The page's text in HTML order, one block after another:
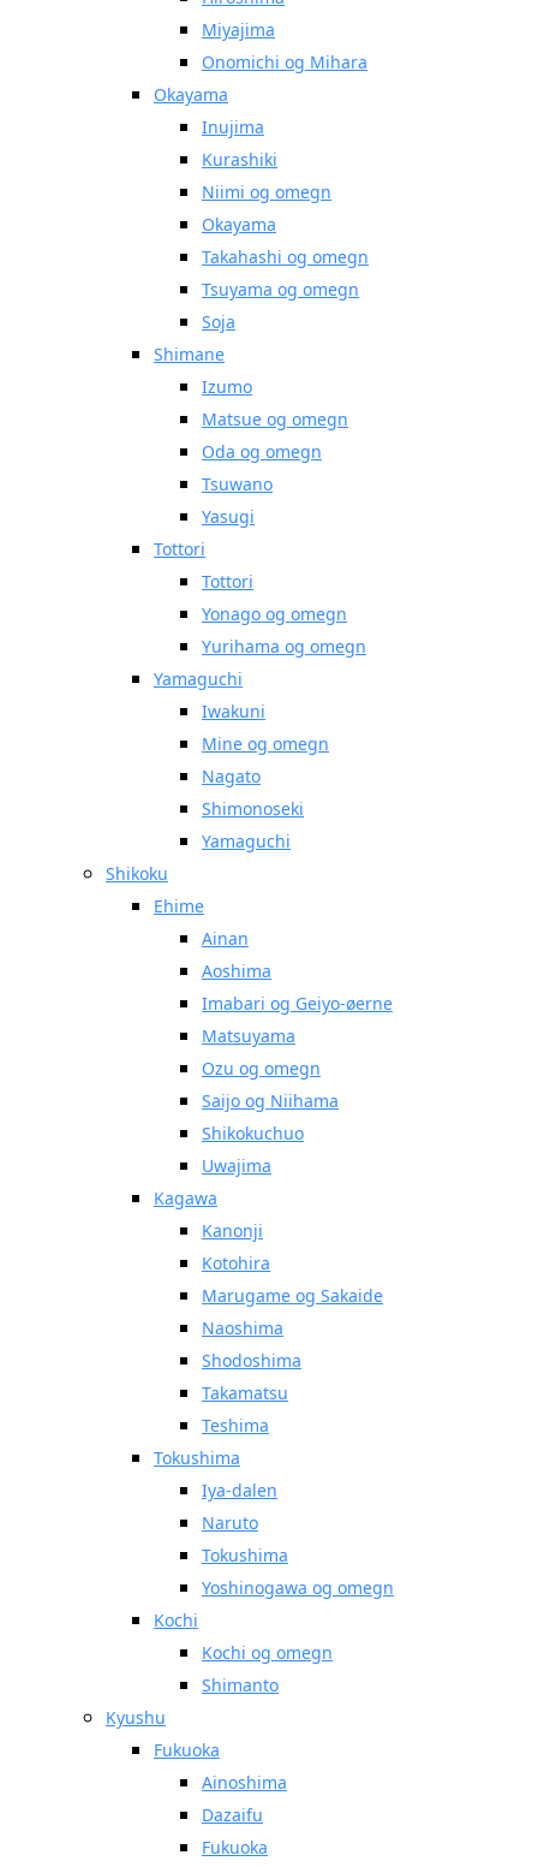
Miyajima
Onomichi og Mihara
Okayama
Inujima
Kurashiki
Niimi og omegn
Okayama
Takahashi og omegn
Tsuyama og omegn
Soja
Shimane
Izumo
Matsue og omegn
Oda og omegn
Tsuwano
Yasugi
Tottori
Tottori
Yonago og omegn
Yurihama og omegn
Yamaguchi
Iwakuni
Mine og omegn
Nagato
Shimonoseki
Yamaguchi
Shikoku
Ehime
Ainan
Aoshima
Imabari og Geiyo-øerne
Matsuyama
Ozu og omegn
Saijo og Niihama
Shikokuchuo
Uwajima
Kagawa
Kanonji
Kotohira
Marugame og Sakaide
Naoshima
Shodoshima
Takamatsu
Teshima
Tokushima
Iya-dalen
Naruto
Tokushima
Yoshinogawa og omegn
Kochi
Kochi og omegn
Shimanto
Kyushu
Fukuoka
Ainoshima
Dazaifu
Fukuoka